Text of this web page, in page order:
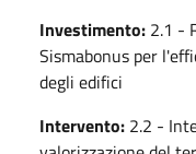
Investimento: 2.1 -
Sismabonus per
degli edifici
Intervento: 2.2 -